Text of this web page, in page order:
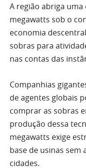
A região abriga uma
megawatts sob o
economia
sobras para
nas contas das
Companhias
de agentes globais
comprar as sobras
produção dessa
megawatts exige
base de usinas
cidades.